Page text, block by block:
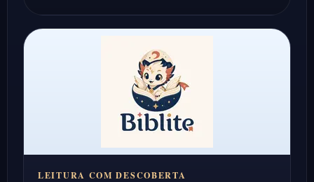
LEITURA COM DESCOBERTA